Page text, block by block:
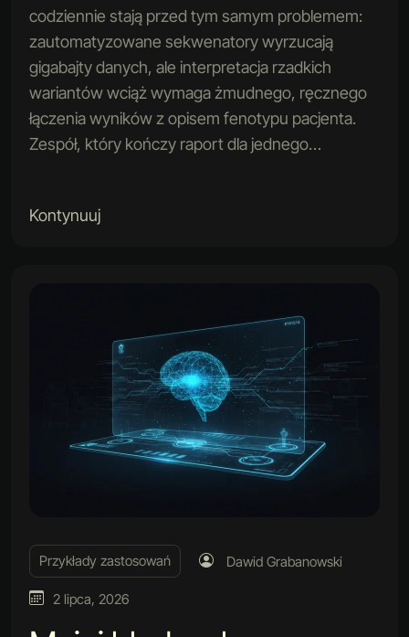
codziennie stają przed tym samym problemem:
zautomatyzowane sekwenatory wyrzucają
gigabajty danych, ale interpretacja rzadkich
wariantów wciąż wymaga żmudnego, ręcznego
łączenia wyników z opisem fenotypu pacjenta.
Zespół, który kończy raport dla jednego…
Kontynuuj
Przykłady zastosowań Dawid Grabanowski
2 lipca, 2026